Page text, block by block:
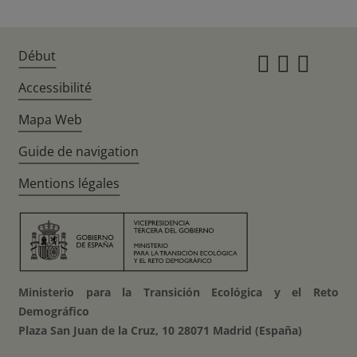
Début
Accessibilité
Mapa Web
Guide de navigation
Mentions légales
Ministerio para la Transición Ecológica y el Reto
Demográfico
Plaza San Juan de la Cruz, 10 28071 Madrid (España)